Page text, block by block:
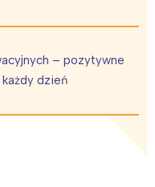
– pozytywne
dzień